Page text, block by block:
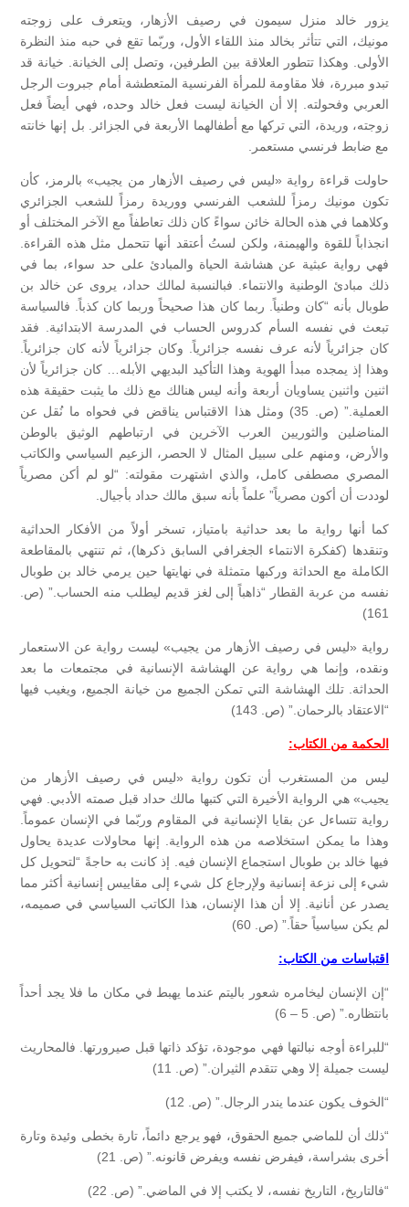
يزور خالد منزل سيمون في رصيف الأزهار، ويتعرف على زوجته
مونيك، التي تتأثر بخالد منذ اللقاء الأول، وربّما تقع في حبه منذ النظرة
الأولى. وهكذا تتطور العلاقة بين الطرفين، وتصل إلى الخيانة. خيانة قد
تبدو مبررة، فلا مقاومة للمرأة الفرنسية المتعطشة أمام جبروت الرجل
العربي وفحولته. إلا أن الخيانة ليست فعل خالد وحده، فهي أيضاً فعل
زوجته، وريدة، التي تركها مع أطفالهما الأربعة في الجزائر. بل إنها خانته
مع ضابط فرنسي مستعمر.
حاولت قراءة رواية «ليس في رصيف الأزهار من يجيب» بالرمز، كأن
تكون مونيك رمزاً للشعب الفرنسي ووريدة رمزاً للشعب الجزائري
وكلاهما في هذه الحالة خائن سواءً كان ذلك تعاطفاً مع الآخر المختلف أو
انجذاباً للقوة والهيمنة، ولكن لستُ أعتقد أنها تتحمل مثل هذه القراءة.
فهي رواية عبثية عن هشاشة الحياة والمبادئ على حد سواء، بما في
ذلك مبادئ الوطنية والانتماء. فبالنسبة لمالك حداد، يروى عن خالد بن
طوبال بأنه “كان وطنياً. ربما كان هذا صحيحاً وربما كان كذباً. فالسياسة
تبعث في نفسه السأم كدروس الحساب في المدرسة الابتدائية. فقد
كان جزائرياً لأنه عرف نفسه جزائرياً. وكان جزائرياً لأنه كان جزائرياً.
وهذا إذ يمجده مبدأ الهوية وهذا التأكيد البديهي الأبله… كان جزائرياً لأن
اثنين واثنين يساويان أربعة وأنه ليس هنالك مع ذلك ما يثبت حقيقة هذه
العملية.” (ص. 35) ومثل هذا الاقتباس يناقض في فحواه ما نُقل عن
المناضلين والثوريين العرب الآخرين في ارتباطهم الوثيق بالوطن
والأرض، ومنهم على سبيل المثال لا الحصر، الزعيم السياسي والكاتب
المصري مصطفى كامل، والذي اشتهرت مقولته: “لو لم أكن مصرياً
لوددت أن أكون مصرياً” علماً بأنه سبق مالك حداد بأجيال.
كما أنها رواية ما بعد حداثية بامتياز، تسخر أولاً من الأفكار الحداثية
وتنقدها (كفكرة الانتماء الجغرافي السابق ذكرها)، ثم تنتهي بالمقاطعة
الكاملة مع الحداثة وركبها متمثلة في نهايتها حين يرمي خالد بن طوبال
نفسه من عربة القطار “ذاهباً إلى لغز قديم ليطلب منه الحساب.” (ص.
161)
رواية «ليس في رصيف الأزهار من يجيب» ليست رواية عن الاستعمار
ونقده، وإنما هي رواية عن الهشاشة الإنسانية في مجتمعات ما بعد
الحداثة. تلك الهشاشة التي تمكن الجميع من خيانة الجميع، ويغيب فيها
“الاعتقاد بالرحمان.” (ص. 143)
الحكمة من الكتاب:
ليس من المستغرب أن تكون رواية «ليس في رصيف الأزهار من
يجيب» هي الرواية الأخيرة التي كتبها مالك حداد قبل صمته الأدبي. فهي
رواية تتساءل عن بقايا الإنسانية في المقاوم وربّما في الإنسان عموماً.
وهذا ما يمكن استخلاصه من هذه الرواية. إنها محاولات عديدة يحاول
فيها خالد بن طوبال استجماع الإنسان فيه. إذ كانت به حاجةً “لتحويل كل
شيء إلى نزعة إنسانية ولإرجاع كل شيء إلى مقاييس إنسانية أكثر مما
يصدر عن أنانية. إلا أن هذا الإنسان، هذا الكاتب السياسي في صميمه،
لم يكن سياسياً حقاً.” (ص. 60)
اقتباسات من الكتاب:
“إن الإنسان ليخامره شعور باليتم عندما يهبط في مكان ما فلا يجد أحداً
بانتظاره.” (ص. 5 – 6)
“للبراءة أوجه نبالتها فهي موجودة، تؤكد ذاتها قبل صيرورتها. فالمحاريث
ليست جميلة إلا وهي تتقدم الثيران.” (ص. 11)
“الخوف يكون عندما يندر الرجال.” (ص. 12)
“ذلك أن للماضي جميع الحقوق، فهو يرجع دائماً، تارة بخطى وئيدة وتارة
أخرى بشراسة، فيفرض نفسه ويفرض قانونه.” (ص. 21)
“فالتاريخ، التاريخ نفسه، لا يكتب إلا في الماضي.” (ص. 22)